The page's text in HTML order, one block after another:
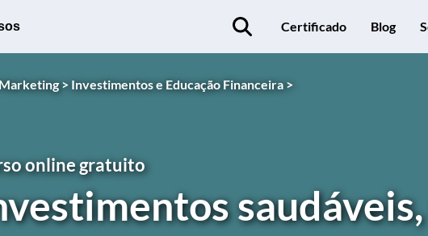
Certificado Blog
> Investimentos e Educação Financeira >
online gratuito